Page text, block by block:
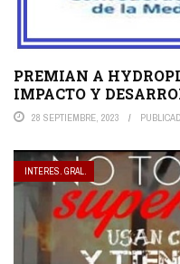
PREMIAN A
IMPACTO Y
28 SEPTIEMBRE, 2023
INTERES. GRAL.